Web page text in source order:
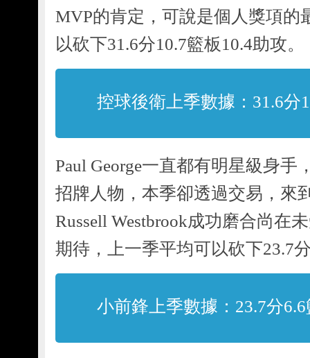
MVP的肯定，可說是個人獎項的
以砍下31.6分10.7籃板10.4助攻。
控球後衛上季數據：31.6分
Paul George一直都有明星級身
招牌人物，本季卻透過交易，來
Russell Westbrook成功磨合尚在
期待，上一季平均可以砍下23.7
小前鋒上季數據：23.7分